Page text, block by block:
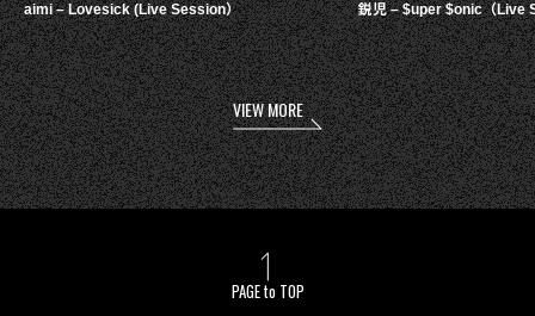
aimi – Lovesick (Live Session） 鋭児 – $uper $onic（Live
VIEW MORE
PAGE to TOP